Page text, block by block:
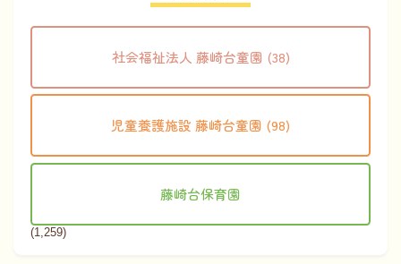
社会福祉法人 藤崎台童園 (38)
児童養護施設 藤崎台童園 (98)
藤崎台保育園
(1,259)